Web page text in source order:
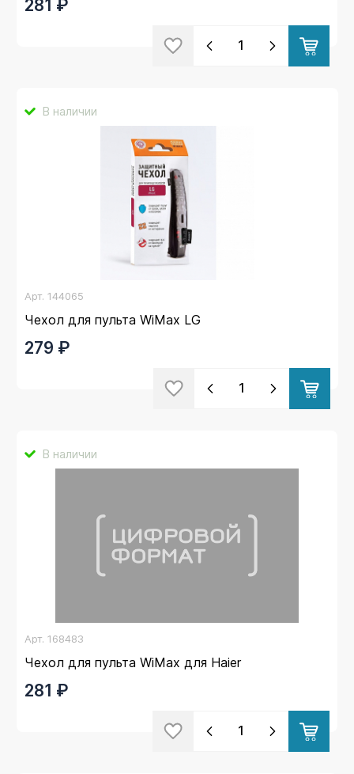
281 ₽
В наличии
Арт. 144065
Чехол для пульта WiMax LG
279 ₽
В наличии
Арт. 168483
Чехол для пульта WiMax для Haier
281 ₽